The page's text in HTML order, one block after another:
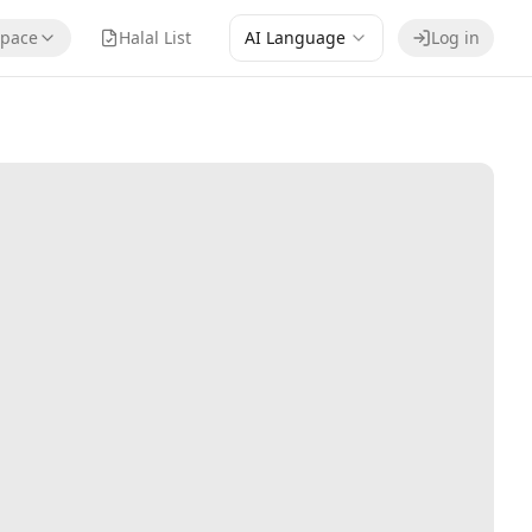
Halal List AI Language Log in